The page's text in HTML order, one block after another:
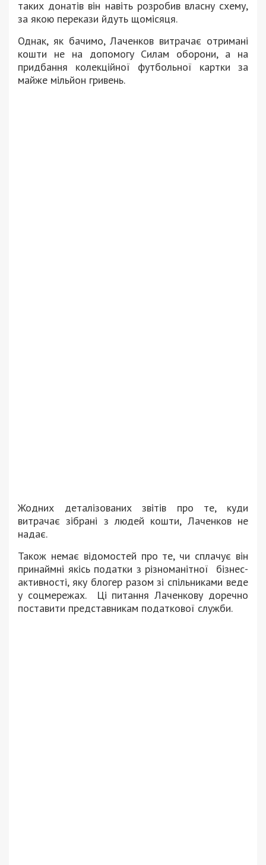
таких донатів він навіть розробив власну схему,
за якою перекази йдуть щомісяця.
Однак, як бачимо, Лаченков витрачає отримані
кошти не на допомогу Силам оборони, а на
придбання колекційної футбольної картки за
майже мільйон гривень.
Жодних деталізованих звітів про те, куди
витрачає зібрані з людей кошти, Лаченков не
надає.
Також немає відомостей про те, чи сплачує він
принаймні якісь податки з різноманітної бізнес-
активності, яку блогер разом зі спільниками веде
у соцмережах. Ці питання Лаченкову доречно
поставити представникам податкової служби.